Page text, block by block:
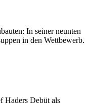
In seiner neunten
in den Wettbewerb.
Haders Debüt als